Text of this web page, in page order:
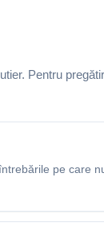
Pentru
pe care